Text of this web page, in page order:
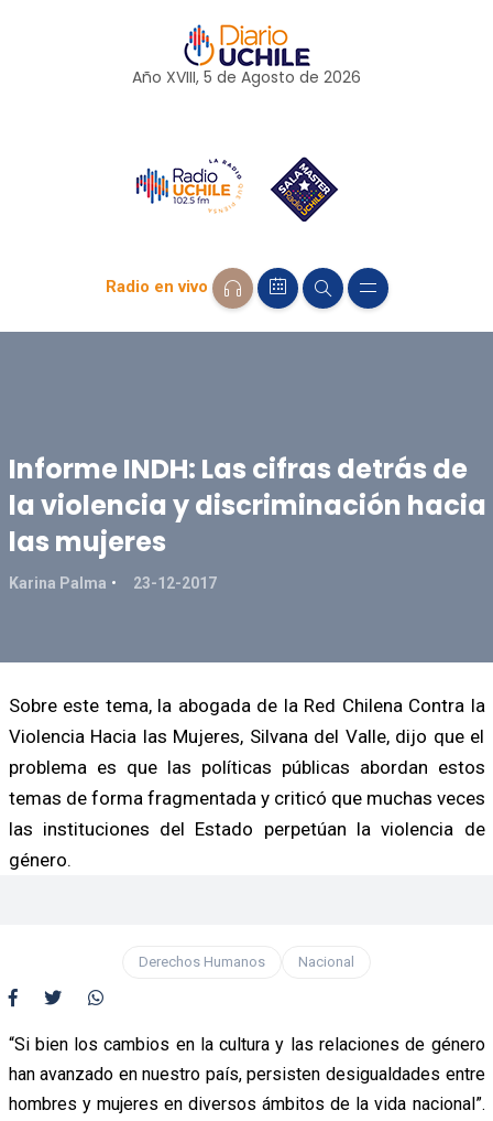
Año XVIII, 5 de Agosto de 2026
Radio en vivo
Informe INDH: Las cifras detrás de
la violencia y discriminación hacia
las mujeres
Karina Palma 23-12-2017
Sobre este tema, la abogada de la Red Chilena Contra la
Violencia Hacia las Mujeres, Silvana del Valle, dijo que el
problema es que las políticas públicas abordan estos
temas de forma fragmentada y criticó que muchas veces
las instituciones del Estado perpetúan la violencia de
género.
Derechos Humanos Nacional
“Si bien los cambios en la cultura y las relaciones de género
han avanzado en nuestro país, persisten desigualdades entre
hombres y mujeres en diversos ámbitos de la vida nacional”.